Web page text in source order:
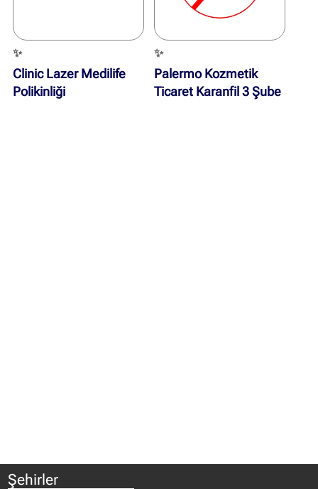
✨
Clinic Lazer Medilife
Polikinliği
✨
Palermo Kozmetik
Ticaret Karanfil 3 Şube
Şehirler